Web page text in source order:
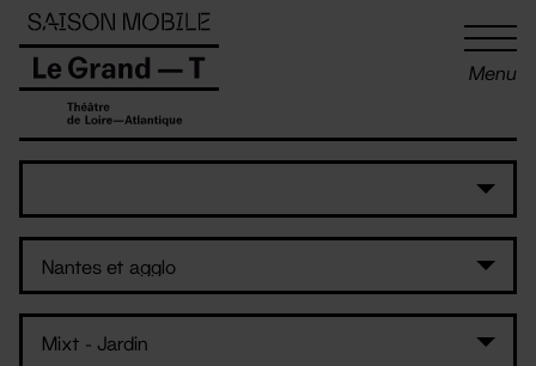
Menu
Panneau de gestion des cookies